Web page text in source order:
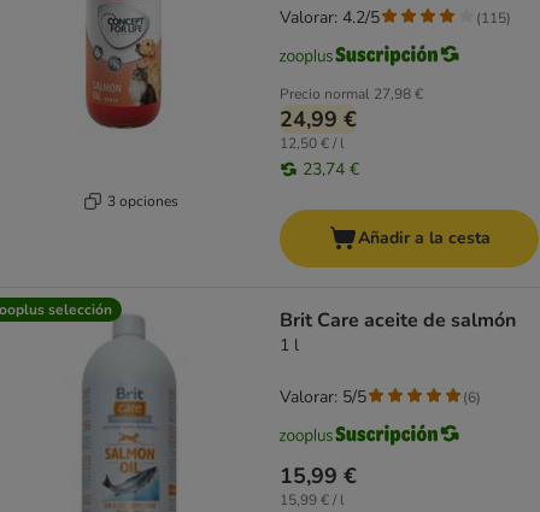
3 opciones
Precio normal 27,98 €
24,99 €
12,50 € / l
23,74 €
Valorar: 4.2/5 (115)
Añadir a la cesta
selección Brit Care aceite de salmón
1 l
15,99 €
15,99 € / l
Valorar: 5/5 (6)